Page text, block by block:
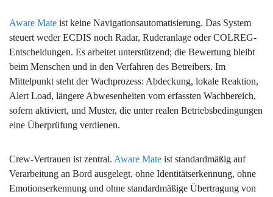
Aware Mate ist keine Navigationsautomatisierung. Das System
steuert weder ECDIS noch Radar, Ruderanlage oder COLREG-
Entscheidungen. Es arbeitet unterstützend; die Bewertung bleibt
beim Menschen und in den Verfahren des Betreibers. Im
Mittelpunkt steht der Wachprozess: Abdeckung, lokale Reaktion,
Alert Load, längere Abwesenheiten vom erfassten Wachbereich,
sofern aktiviert, und Muster, die unter realen Betriebsbedingungen
eine Überprüfung verdienen.
Crew-Vertrauen ist zentral. Aware Mate ist standardmäßig auf
Verarbeitung an Bord ausgelegt, ohne Identitätserkennung, ohne
Emotionserkennung und ohne standardmäßige Übertragung von